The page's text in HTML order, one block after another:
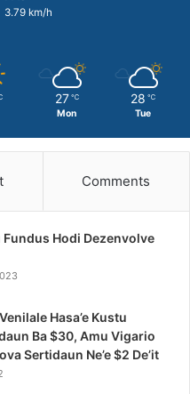
3.79 km/h
27 ℃
Mon
28 ℃
Tue
Comments
Hodi Dezenvolve
Hasa’e Kustu
Ba $30, Amu Vigario
Sertidaun Ne’e $2 De’it